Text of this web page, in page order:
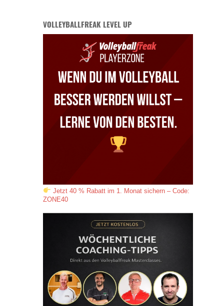
VOLLEYBALLFREAK LEVEL UP
Jetzt 40 % Rabatt im 1. Monat sichern – Code:
ZONE40